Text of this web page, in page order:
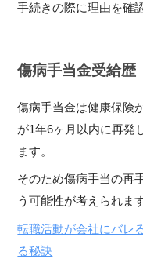
手続きの際に理由を確
傷病手当金受給歴
傷病手当金は健康保険
が1年6ヶ月以内に再発
ます。
そのため傷病手当の再
う可能性が考えられます
転職活動が会社にバレ
る秘訣